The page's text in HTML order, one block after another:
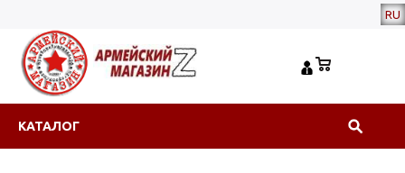
RU
КАТАЛОГ